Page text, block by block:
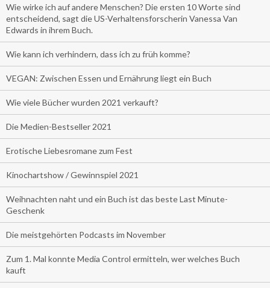
Wie wirke ich auf andere Menschen? Die ersten 10 Worte sind
entscheidend, sagt die US-Verhaltensforscherin Vanessa Van
Edwards in ihrem Buch.
Wie kann ich verhindern, dass ich zu früh komme?
VEGAN: Zwischen Essen und Ernährung liegt ein Buch
Wie viele Bücher wurden 2021 verkauft?
Die Medien-Bestseller 2021
Erotische Liebesromane zum Fest
Kinochartshow / Gewinnspiel 2021
Weihnachten naht und ein Buch ist das beste Last Minute-
Geschenk
Die meistgehörten Podcasts im November
Zum 1. Mal konnte Media Control ermitteln, wer welches Buch
kauft